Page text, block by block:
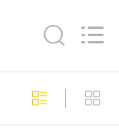
74
SMT